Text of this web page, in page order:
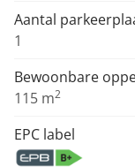
Aantal
1
Bewoonbare
115 m2
EPC label